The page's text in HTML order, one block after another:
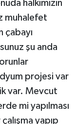
halkımızın
muhalefet
çabayı
şu anda
projesi var
var. Mevcut
mi yapılması
yapıp